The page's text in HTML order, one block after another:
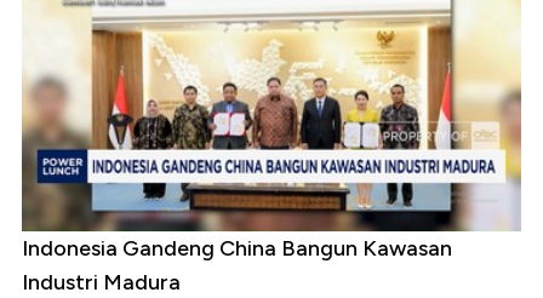
Indonesia Gandeng China Bangun Kawasan
Industri Madura